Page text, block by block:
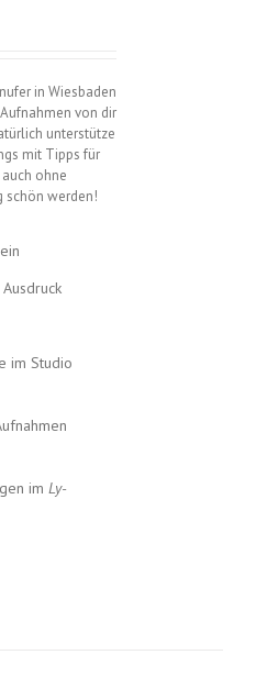
in Wiesbaden
von dir
unterstütze
mit Tipps für
ohne
schön werden!
im Studio
imLy-